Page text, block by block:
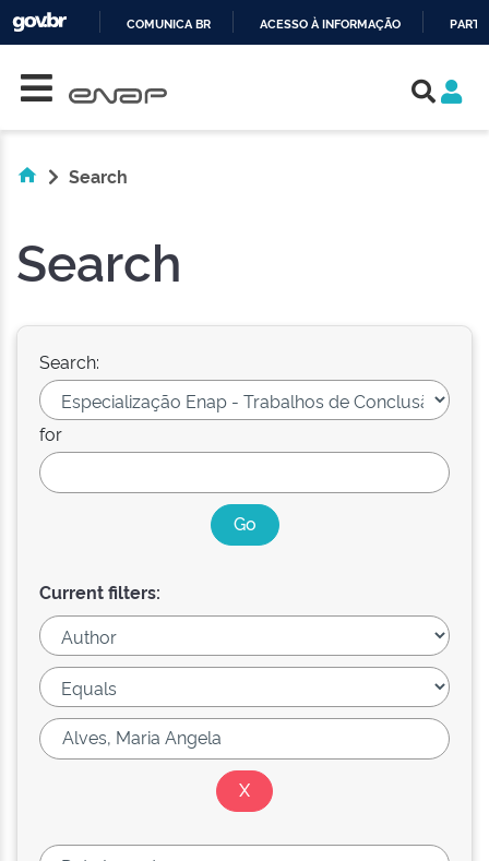
COMUNICA BR ACESSO À INFORMAÇÃO
Search
Search
Search:
for
Current filters: